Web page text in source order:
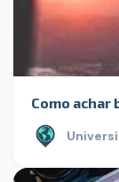
Como achar